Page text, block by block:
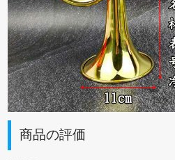
商品の評価